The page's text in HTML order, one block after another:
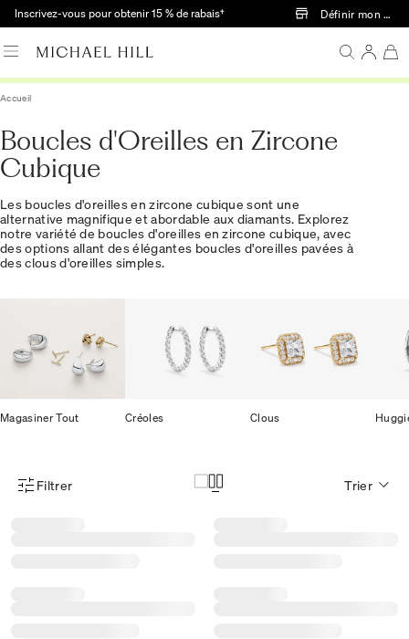
Passer au contenu principal
Inscrivez-vous pour obtenir 15 % de rabais† Définir mon
Accueil
Boucles d'Oreilles en Zircone
Cubique
Les boucles d'oreilles en zircone cubique sont une
alternative magnifique et abordable aux diamants. Explorez
notre variété de boucles d'oreilles en zircone cubique, avec
des options allant des élégantes boucles d'oreilles pavées à
des clous d'oreilles simples.
Magasiner Tout Créoles Clous
Menu des filtres d'articles
Filtrer Trier